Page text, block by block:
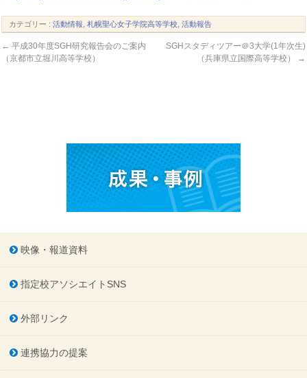
カテゴリー :活動情報 ,札幌聖心女子学院高等学校 ,活動報告
← 平成30年度SGH研究報告会のご案内
（京都市立堀川高等学校）
SGHスタディツアー＠3大学(1年次生)
（兵庫県立国際高等学校）
→
映像・報道資料
指定校アソシエイトSNS
外部リンク
連携協力の提案